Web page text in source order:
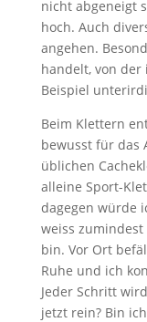
nicht abgeneigt
hoch. Auch
angehen.
handelt, von der
Beispiel
Beim Klettern
bewusst für das
üblichen
alleine Sport-
dagegen würde
weiss
bin. Vor Ort
Ruhe und ich
Jeder Schritt
jetzt rein? Bin